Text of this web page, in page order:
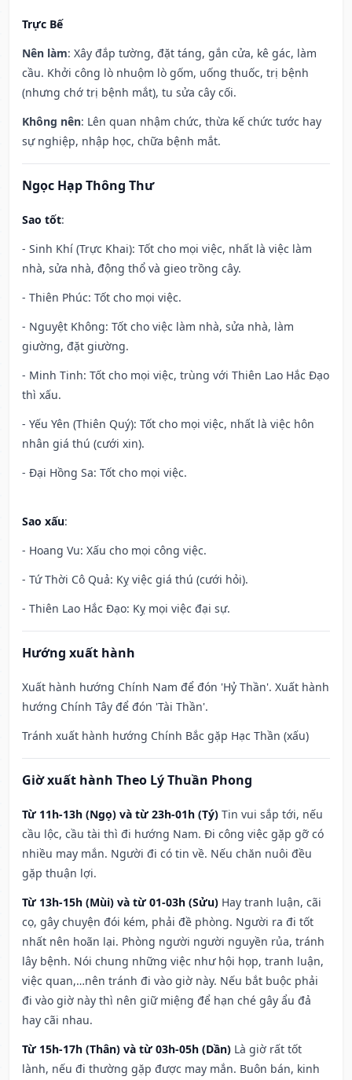
Trực Bế
Nên làm: Xây đắp tường, đặt táng, gắn cửa, kê gác, làm
cầu. Khởi công lò nhuộm lò gốm, uống thuốc, trị bệnh
(nhưng chớ trị bệnh mắt), tu sửa cây cối.
Không nên: Lên quan nhậm chức, thừa kế chức tước hay
sự nghiệp, nhập học, chữa bệnh mắt.
Ngọc Hạp Thông Thư
Sao tốt:
- Sinh Khí (Trực Khai): Tốt cho mọi việc, nhất là việc làm
nhà, sửa nhà, động thổ và gieo trồng cây.
- Thiên Phúc: Tốt cho mọi việc.
- Nguyệt Không: Tốt cho việc làm nhà, sửa nhà, làm
giường, đặt giường.
- Minh Tinh: Tốt cho mọi việc, trùng với Thiên Lao Hắc Đạo
thì xấu.
- Yếu Yên (Thiên Quý): Tốt cho mọi việc, nhất là việc hôn
nhân giá thú (cưới xin).
- Đại Hồng Sa: Tốt cho mọi việc.
Sao xấu:
- Hoang Vu: Xấu cho mọi công việc.
- Tứ Thời Cô Quả: Kỵ việc giá thú (cưới hỏi).
- Thiên Lao Hắc Đạo: Kỵ mọi việc đại sự.
Hướng xuất hành
Xuất hành hướng Chính Nam để đón 'Hỷ Thần'. Xuất hành
hướng Chính Tây để đón 'Tài Thần'.
Tránh xuất hành hướng Chính Bắc gặp Hạc Thần (xấu)
Giờ xuất hành Theo Lý Thuần Phong
Từ 11h-13h (Ngọ) và từ 23h-01h (Tý) Tin vui sắp tới, nếu
cầu lộc, cầu tài thì đi hướng Nam. Đi công việc gặp gỡ có
nhiều may mắn. Người đi có tin về. Nếu chăn nuôi đều
gặp thuận lợi.
Từ 13h-15h (Mùi) và từ 01-03h (Sửu) Hay tranh luận, cãi
cọ, gây chuyện đói kém, phải đề phòng. Người ra đi tốt
nhất nên hoãn lại. Phòng người người nguyền rủa, tránh
lây bệnh. Nói chung những việc như hội họp, tranh luận,
việc quan,…nên tránh đi vào giờ này. Nếu bắt buộc phải
đi vào giờ này thì nên giữ miệng để hạn ché gây ẩu đả
hay cãi nhau.
Từ 15h-17h (Thân) và từ 03h-05h (Dần) Là giờ rất tốt
lành, nếu đi thường gặp được may mắn. Buôn bán, kinh